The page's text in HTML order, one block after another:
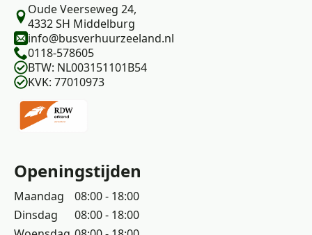
Oude Veerseweg 24,
4332 SH Middelburg
info@busverhuurzeeland.nl
0118-578605
BTW: NL003151101B54
KVK: 77010973
Openingstijden
Maandag
Dinsdag
08:00 - 18:00
08:00 - 18:00